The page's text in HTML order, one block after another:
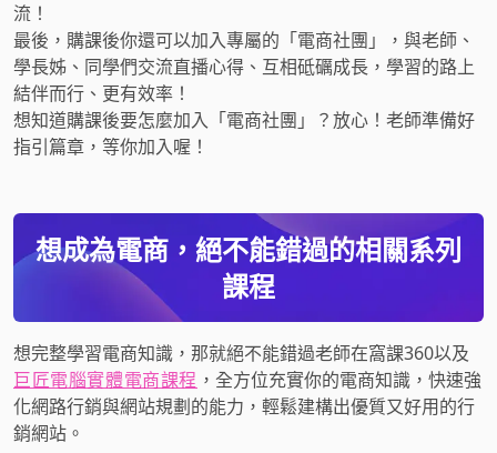
流！
最後，購課後你還可以加入專屬的「電商社團」，與老師、
學長姊、同學們交流直播心得、互相砥礪成長，學習的路上
結伴而行、更有效率！
想知道購課後要怎麼加入「電商社團」？放心！老師準備好
指引篇章，等你加入喔！
想成為電商，絕不能錯過的相關系列
課程
想完整學習電商知識，那就絕不能錯過老師在窩課360以及
巨匠電腦實體電商課程 ，全方位充實你的電商知識，快速強
化網路行銷與網站規劃的能力，輕鬆建構出優質又好用的行
銷網站。